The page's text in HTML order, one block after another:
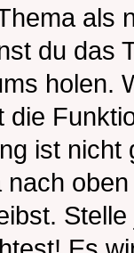
als
du das
holen.
die
ist